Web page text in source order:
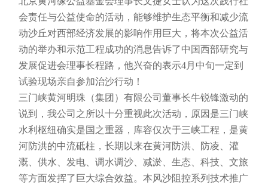
会责任与公益使命的活动，能够维护生态平衡和减少流
动沙丘对西部经济发展的影响作用巨大，将本次公益活
动的举办和示范工程成功的消息告诉了中国西部研究与
发展促进会理事长程路，他兴奋的表示4月中旬一定到
试验现场亲自参加治沙行动！
三门峡黄河明珠（集团）有限公司董事长牛锐锋激动的
说到，我公司之所以十分重视此次活动，原因是三门峡
水利枢纽确实是国之重器，库容仅次于三峡工程，是黄
河防洪的中流砥柱，长期以来在黄河防洪、防凌、灌
溉、供水、发电、调水调沙、减淤、生态、科技、文旅
等方面发挥了巨大综合效益。本风沙阻控系列技术推广